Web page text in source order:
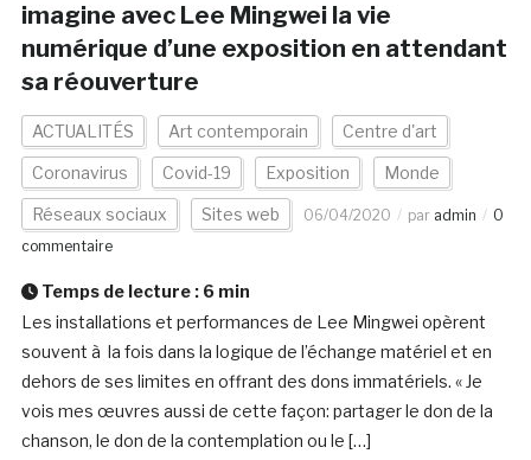
imagine avec Lee Mingwei la vie
numérique d’une exposition en attendant
sa réouverture
ACTUALITÉS Art contemporain Centre d'art
Coronavirus Covid-19 Exposition Monde
Réseaux sociaux Sites web 06/04/2020 par admin
0
commentaire
Temps de lecture : 6 min
Les installations et performances de Lee Mingwei opèrent
souvent à la fois dans la logique de l’échange matériel et en
dehors de ses limites en offrant des dons immatériels. « Je
vois mes œuvres aussi de cette façon: partager le don de la
chanson, le don de la contemplation ou le […]